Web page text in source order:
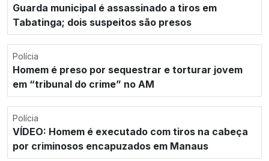
Guarda municipal é assassinado a tiros em
Tabatinga; dois suspeitos são presos
Polícia
Homem é preso por sequestrar e torturar jovem
em “tribunal do crime” no AM
Polícia
VÍDEO: Homem é executado com tiros na cabeça
por criminosos encapuzados em Manaus